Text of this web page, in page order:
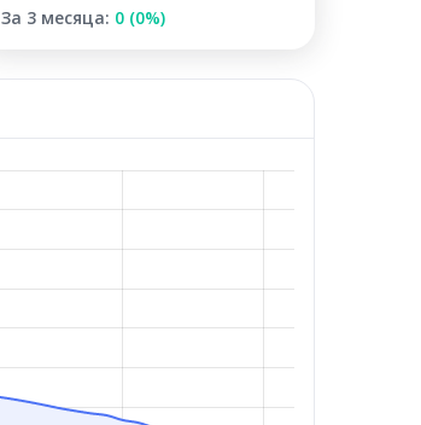
За 3 месяца: 0 (0%)